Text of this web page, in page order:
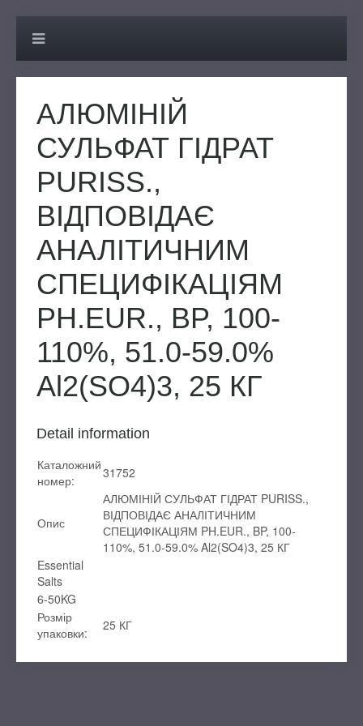
АЛЮМІНІЙ
СУЛЬФАТ ГІДРАТ
PURISS.,
ВІДПОВІДАЄ
АНАЛІТИЧНИМ
СПЕЦИФІКАЦІЯМ
PH.EUR., BP, 100-
110%, 51.0-59.0%
Al2(SO4)3, 25 КГ
Detail information
Каталожний
номер:
31752
Опис
АЛЮМІНІЙ СУЛЬФАТ ГІДРАТ PURISS.,
ВІДПОВІДАЄ АНАЛІТИЧНИМ
СПЕЦИФІКАЦІЯМ PH.EUR., BP, 100-
110%, 51.0-59.0% Al2(SO4)3, 25 КГ
Essential
Salts
6-50KG
Розмір
упаковки:
25 КГ